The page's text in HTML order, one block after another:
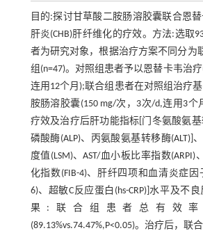
目的:探讨甘草酸二胺肠溶胶囊联合恩
肝炎(CHB)肝纤维化的疗效。方法:选取
者为研究对象，根据治疗方案不同分为
组(n=47)。对照组患者予以恩替卡韦治
连用12个月);联合组患者在对照组治疗
胺肠溶胶囊(150 mg/次，3次/d,连用3个
疗效及治疗后肝功能指标[门冬氨酸氨基
磷酸酶(ALP)、丙氨酸氨基转移酶(ALT)]
度值(LSM)、AST/血小板比率指数
化指数(FIB-4)、肝纤四项和血清炎症因
6)、超敏C反应蛋白(hs-CRP)]水平及不
果:联合组患者总有效率
(89.13%vs.74.47%,P<0.05)。治疗后，联合